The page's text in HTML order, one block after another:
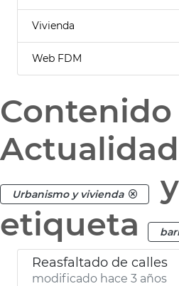
Vivienda
Web FDM
Contenido
Actualidad
Urbanismo y vivienda
y
etiqueta
Reasfaltado de calles
modificado hace 3 años